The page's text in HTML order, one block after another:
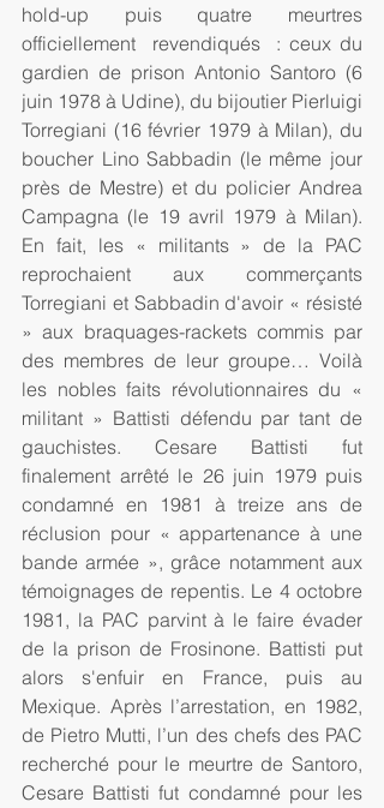
hold-up puis quatre meurtres
officiellement  revendiqués  : ceux du
gardien de prison Antonio Santoro (6
juin 1978 à Udine), du bijoutier Pierluigi
Torregiani (16 février 1979 à Milan), du
boucher Lino Sabbadin (le même jour
près de Mestre) et du policier Andrea
Campagna (le 19 avril 1979 à Milan).
En fait, les « militants » de la PAC
reprochaient aux commerçants
Torregiani et Sabbadin d'avoir « résisté
» aux braquages-rackets commis par
des membres de leur groupe… Voilà
les nobles faits révolutionnaires du «
militant » Battisti défendu par tant de
gauchistes. Cesare Battisti fut
finalement arrêté le 26 juin 1979 puis
condamné en 1981 à treize ans de
réclusion pour « appartenance à une
bande armée », grâce notamment aux
témoignages de repentis. Le 4 octobre
1981, la PAC parvint à le faire évader
de la prison de Frosinone. Battisti put
alors s'enfuir en France, puis au
Mexique. Après l’arrestation, en 1982,
de Pietro Mutti, l’un des chefs des PAC
recherché pour le meurtre de Santoro,
Cesare Battisti fut condamné pour les